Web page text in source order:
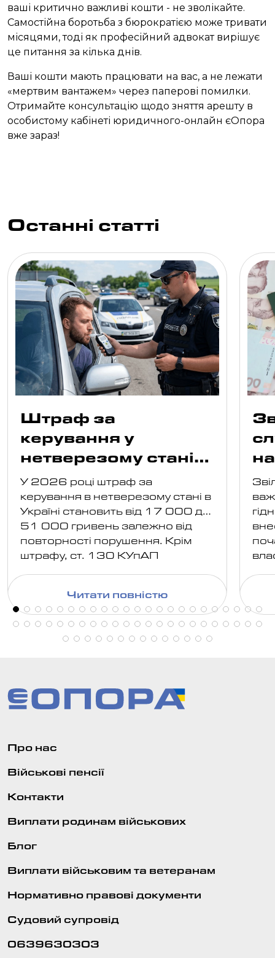
ваші критично важливі кошти - не зволікайте.
Самостійна боротьба з бюрократією може тривати
місяцями, тоді як професійний адвокат вирішує
це питання за кілька днів.
Ваші кошти мають працювати на вас, а не лежати
«мертвим вантажем» через паперові помилки.
Отримайте консультацію щодо зняття арешту в
особистому кабінеті юридичного-онлайн єОпора
вже зараз!
Останні статті
Штраф за
керування у
нетверезому стані
2026: розміри
У 2026 році штраф за
керування в нетверезому стані в
Україні становить від 17 000 до
51 000 гривень залежно від
повторності порушення. Крім
штрафу, ст. 130 КУпАП
транспортними засобами, а в
окремих випадках й конфіскацію
автомобіля або
адміністративний арешт.
Читати повністю
Про нас
Військові пенсії
Контакти
Виплати родинам військових
Блог
Виплати військовим та ветеранам
Нормативно правові документи
Судовий супровід
0639630303